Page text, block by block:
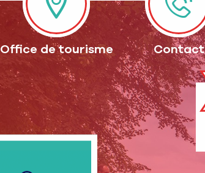
Office de tourisme Contact